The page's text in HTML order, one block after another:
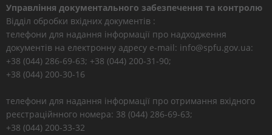
Управління документального забезпечення та контролю
Відділ обробки вхідних документів :
телефони для надання інформації про надходження
документів на електронну адресу e-mail: info@spfu.gov.ua:
+38 (044) 286-69-63; +38 (044) 200-31-90;
+38 (044) 200-30-16
телефони для надання інформації про отримання вхідного
реєстраційнного номера: 38 (044) 286-69-63;
+38 (044) 200-33-32